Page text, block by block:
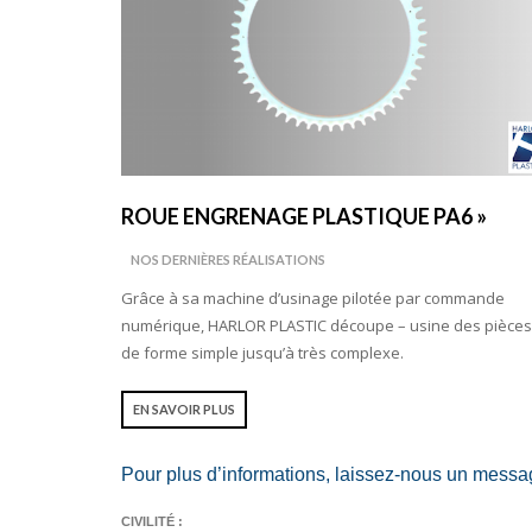
ROUE ENGRENAGE PLASTIQUE PA6 »
NOS DERNIÈRES RÉALISATIONS
Grâce à sa machine d’usinage pilotée par commande
numérique, HARLOR PLASTIC découpe – usine des pièces
de forme simple jusqu’à très complexe.
EN SAVOIR PLUS
Pour plus d’informations, laissez-nous un
CIVILITÉ :